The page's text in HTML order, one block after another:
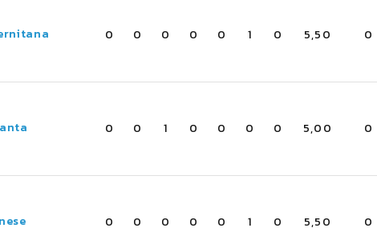
0 0 0 0 0 1 0 5,50 0
0 0 1 0 0 0 0 5,00 0
0 0 0 0 0 1 0 5,50 0